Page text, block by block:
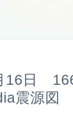
16日
震源図